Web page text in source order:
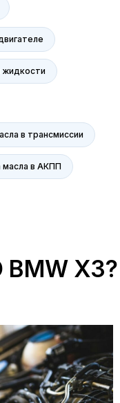
жидкости
в трансмиссии
масла в АКПП
Мы